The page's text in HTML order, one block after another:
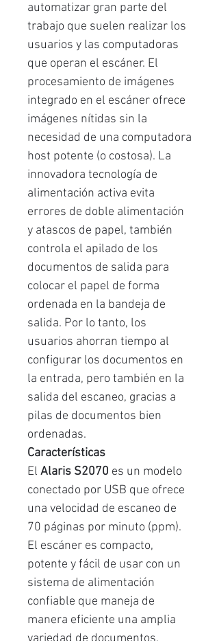
automatizar gran parte del
trabajo que suelen realizar los
usuarios y las computadoras
que operan el escáner. El
procesamiento de imágenes
integrado en el escáner ofrece
imágenes nítidas sin la
necesidad de una computadora
host potente (o costosa). La
innovadora tecnología de
alimentación activa evita
errores de doble alimentación
y atascos de papel, también
controla el apilado de los
documentos de salida para
colocar el papel de forma
ordenada en la bandeja de
salida. Por lo tanto, los
usuarios ahorran tiempo al
configurar los documentos en
la entrada, pero también en la
salida del escaneo, gracias a
pilas de documentos bien
ordenadas.
Características
El Alaris S2070 es un modelo
conectado por USB que ofrece
una velocidad de escaneo de
70 páginas por minuto (ppm).
El escáner es compacto,
potente y fácil de usar con un
sistema de alimentación
confiable que maneja de
manera eficiente una amplia